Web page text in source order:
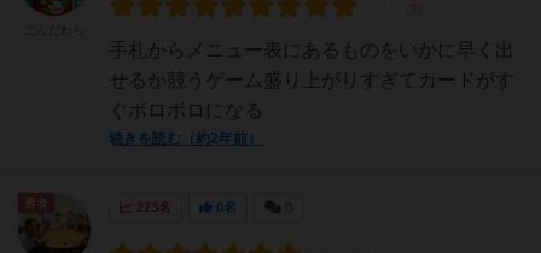
手札からメニュー表にあるものをいかに早く出
せるか競うゲーム盛り上がりすぎてカードがす
ぐボロボロになる
続きを読む（約2年前）
223名 0名
勇者